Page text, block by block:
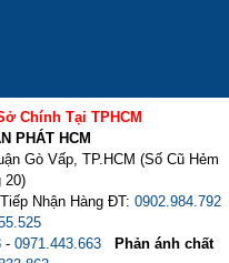
Chính Tại TPHCM
PHÁT HCM
Gò Vấp, TP.HCM (Số Cũ Hẻm
20)
Nhận Hàng ĐT: 0902.984.792
- 0971.443.663
Phản ánh chất